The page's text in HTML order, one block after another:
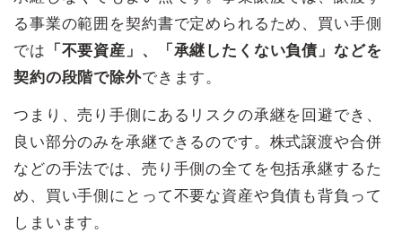
る事業の範囲を契約書で定められるため、買い手側
では 「不要資産」、「承継したくない負債」などを
契約の段階で除外できます。
つまり、売り手側にあるリスクの承継を回避でき、
良い部分のみを承継できるのです。株式譲渡や合併
などの手法では、売り手側の全てを包括承継するた
め、買い手側にとって不要な資産や負債も背負って
しまいます。